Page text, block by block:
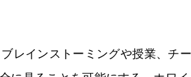
ブレインストーミングや授業、チ